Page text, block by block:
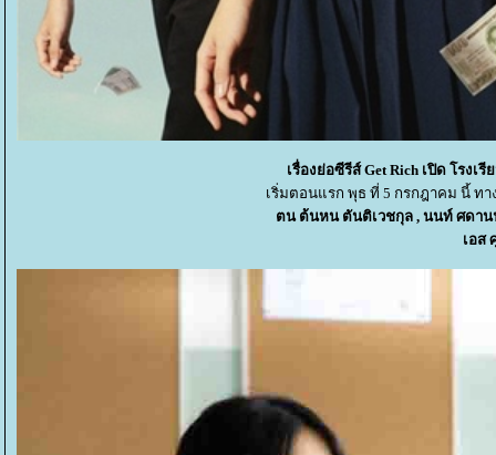
เรื่องย่อซีรีส์ Get Rich เปิด โรงเรี
เริ่มตอนแรก พุธ ที่ 5 กรกฎาคม นี้ ท
ตน ต้นหน ตันติเวชกุล , นนท์ ศดาน
เอส